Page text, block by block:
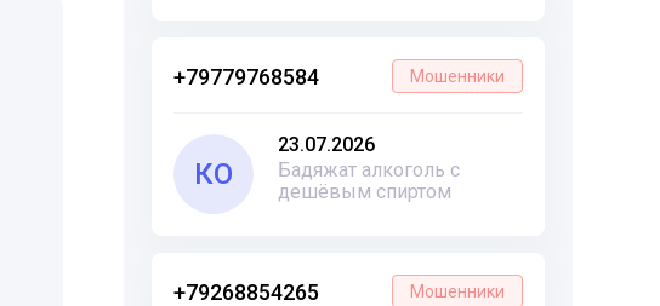
+79779768584 Мошенники
КО
23.07.2026
Бадяжат алкоголь с
дешёвым спиртом
+79268854265 Мошенники